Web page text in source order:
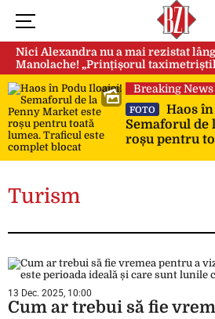
Nici Alexandra nu a mai rezistat
Manolache! „Prințișorul
după doi ani de căsnicie
Breaking News
FOTO
Haos
Semaforul de
roșu pentru
Turism
13 Dec. 2025, 10:00
Cum ar trebui să fie